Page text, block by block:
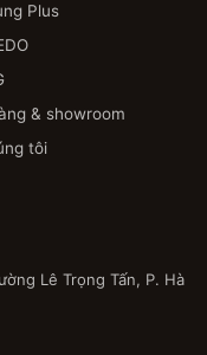
Plus
& showroom
tôi
Lê Trọng Tấn, P. Hà